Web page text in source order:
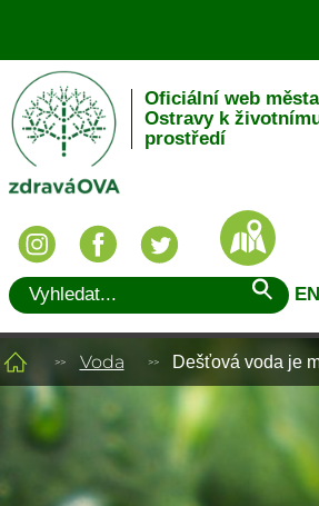
Oficiální web města
Ostravy k
prostředí
EN
Voda Dešťová voda je